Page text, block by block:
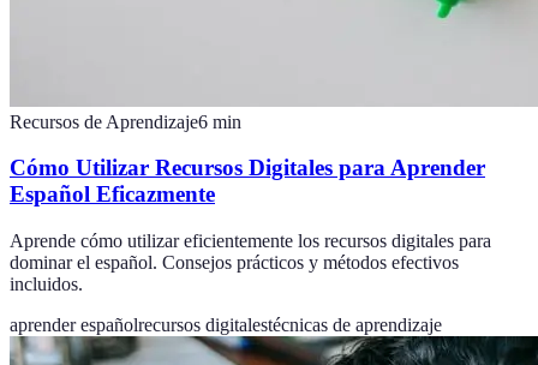
Recursos de Aprendizaje6 min
Cómo Utilizar Recursos Digitales para Aprender
Español Eficazmente
Aprende cómo utilizar eficientemente los recursos digitales para
dominar el español. Consejos prácticos y métodos efectivos
incluidos.
aprender españolrecursos digitalestécnicas de aprendizaje